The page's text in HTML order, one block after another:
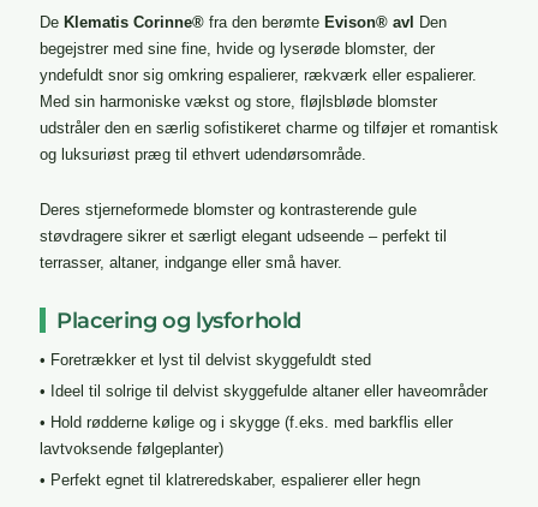
De Klematis Corinne®fra den berømte Evison® avl
Den
begejstrer med sine fine, hvide og lyserøde blomster, der
yndefuldt snor sig omkring espalierer, rækværk eller espalierer.
Med sin harmoniske vækst og store, fløjlsbløde blomster
udstråler den en særlig sofistikeret charme og tilføjer et romantisk
og luksuriøst præg til ethvert udendørsområde.
Deres stjerneformede blomster og kontrasterende gule
støvdragere sikrer et særligt elegant udseende – perfekt til
terrasser, altaner, indgange eller små haver.
Placering og lysforhold
• Foretrækker et lyst til delvist skyggefuldt sted
• Ideel til solrige til delvist skyggefulde altaner eller haveområder
• Hold rødderne kølige og i skygge (f.eks. med barkflis eller
lavtvoksende følgeplanter)
• Perfekt egnet til klatreredskaber, espalierer eller hegn